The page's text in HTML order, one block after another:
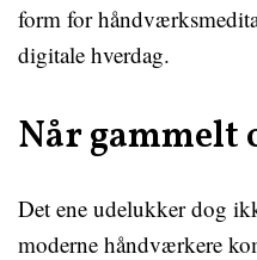
form for
digitale hverdag.
Når gammelt
Det ene udelukker dog
moderne håndværkere